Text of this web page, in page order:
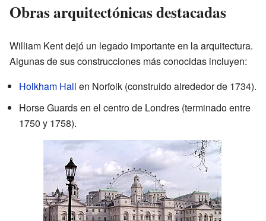
Obras arquitectónicas destacadas
William Kent dejó un legado importante en la arquitectura.
Algunas de sus construcciones más conocidas incluyen:
Holkham Hall en Norfolk (construido alrededor de 1734).
Horse Guards en el centro de Londres (terminado entre
1750 y 1758).